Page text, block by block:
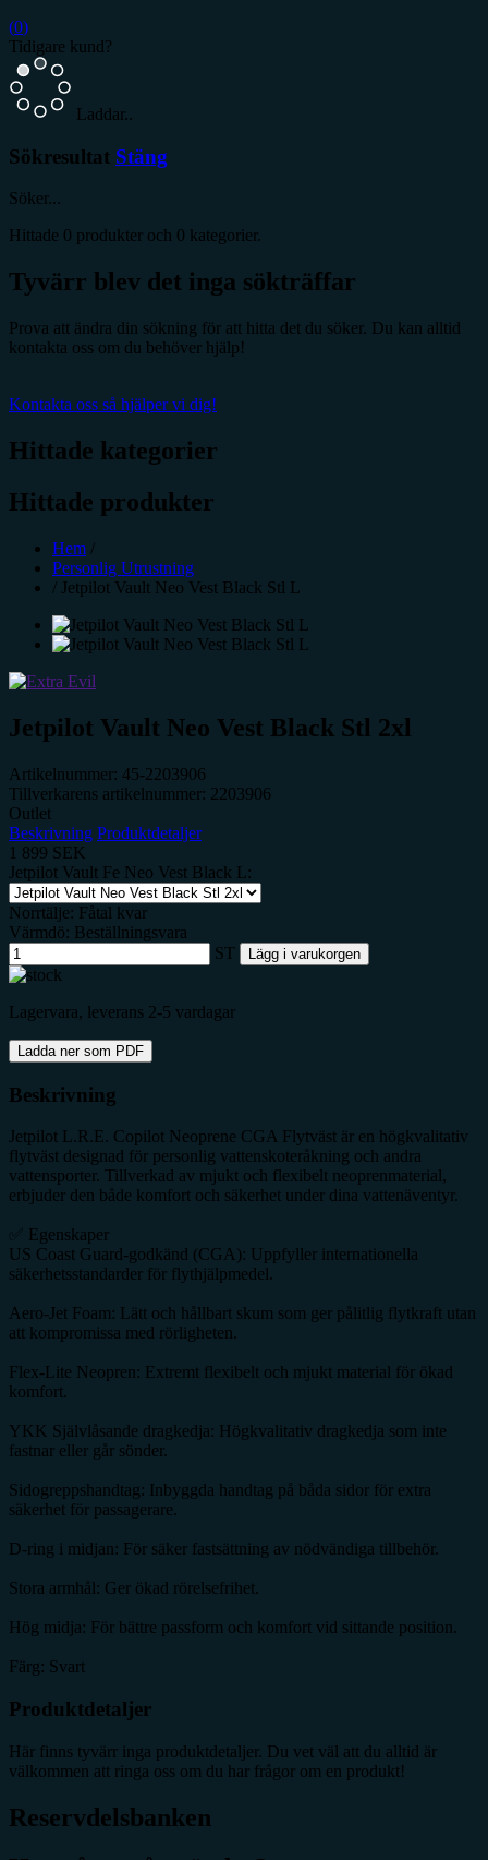
(0)
Tidigare kund?
Laddar..
Sökresultat Stäng
Söker...
Hittade 0 produkter och 0 kategorier.
Tyvärr blev det inga sökträffar
Prova att ändra din sökning för att hitta det du söker. Du kan alltid
kontakta oss om du behöver hjälp!
Kontakta oss så hjälper vi dig!
Hittade kategorier
Hittade produkter
Hem /
Personlig Utrustning
/ Jetpilot Vault Neo Vest Black Stl L
Jetpilot Vault Neo Vest Black Stl 2xl
Artikelnummer: 45-2203906
Tillverkarens artikelnummer: 2203906
Outlet
Beskrivning Produktdetaljer
1 899 SEK
Jetpilot Vault Fe Neo Vest Black L:
Norrtälje: Fåtal kvar
Värmdö: Beställningsvara
ST
Lägg i varukorgen
Lagervara, leverans 2-5 vardagar
Ladda ner som PDF
Beskrivning
Jetpilot L.R.E. Copilot Neoprene CGA Flytväst är en högkvalitativ
flytväst designad för personlig vattenskoteråkning och andra
vattensporter. Tillverkad av mjukt och flexibelt neoprenmaterial,
erbjuder den både komfort och säkerhet under dina vattenäventyr.
✅ Egenskaper
US Coast Guard-godkänd (CGA): Uppfyller internationella
säkerhetsstandarder för flythjälpmedel.
Aero-Jet Foam: Lätt och hållbart skum som ger pålitlig flytkraft utan
att kompromissa med rörligheten.
Flex-Lite Neopren: Extremt flexibelt och mjukt material för ökad
komfort.
YKK Självlåsande dragkedja: Högkvalitativ dragkedja som inte
fastnar eller går sönder.
Sidogreppshandtag: Inbyggda handtag på båda sidor för extra
säkerhet för passagerare.
D-ring i midjan: För säker fastsättning av nödvändiga tillbehör.
Stora armhål: Ger ökad rörelsefrihet.
Hög midja: För bättre passform och komfort vid sittande position.
Färg: Svart
Produktdetaljer
Här finns tyvärr inga produktdetaljer. Du vet väl att du alltid är
välkommen att ringa oss om du har frågor om en produkt!
Reservdelsbanken